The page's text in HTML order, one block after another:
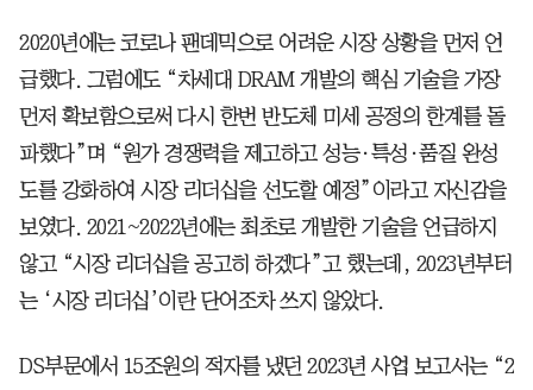
2020년에는 코로나 팬데믹으로 어려운 시장 상황을 먼저 언
급했다. 그럼에도 “차세대 DRAM 개발의 핵심 기술을 가장
먼저 확보함으로써 다시 한번 반도체 미세 공정의 한계를 돌
파했다”며 “원가 경쟁력을 제고하고 성능·특성·품질 완성
도를 강화하여 시장 리더십을 선도할 예정”이라고 자신감을
보였다. 2021~2022년에는 최초로 개발한 기술을 언급하지
않고 “시장 리더십을 공고히 하겠다”고 했는데, 2023년부터
는 ‘시장 리더십’이란 단어조차 쓰지 않았다.
DS부문에서 15조원의 적자를 냈던 2023년 사업 보고서는 “2